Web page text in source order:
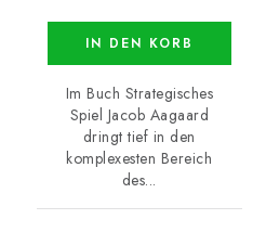
IN DEN KORB
Im Buch Strategisches
Spiel Jacob Aagaard
dringt tief in den
komplexesten Bereich
des...